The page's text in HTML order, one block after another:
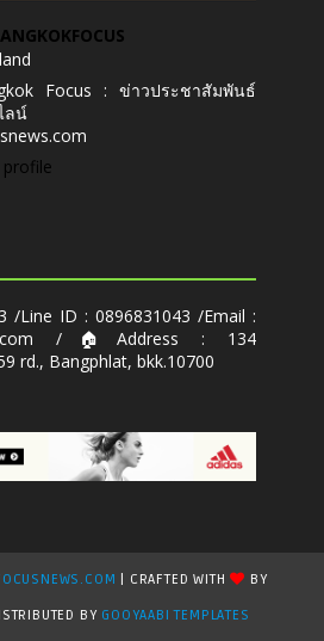
Focus : ข่าวประชาสัมพันธ์
ลน์
/Line ID : 0896831043 /Email :
/🏠Address : 134
rd., Bangphlat, bkk.10700
| CRAFTED WITH
BY
BY GOOYAABI TEMPLATES